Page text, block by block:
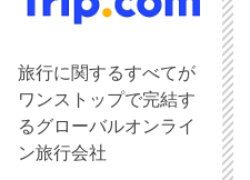
旅行に関するすべてが
ワンストップで完結す
るグローバルオンライ
ン旅行会社